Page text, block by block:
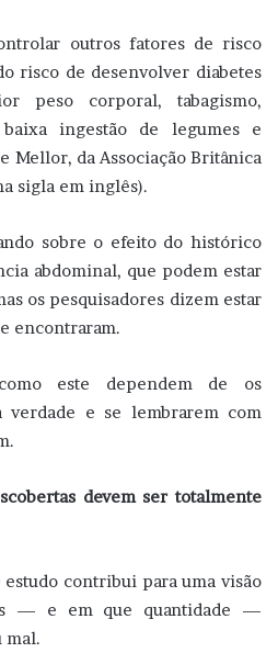
outros fatores de risco
risco de desenvolver diabetes
peso corporal, tabagismo,
ingestão de legumes e
Mellor, da Associação Britânica
sigla em inglês).
sobre o efeito do histórico
abdominal, que podem estar
os pesquisadores dizem estar
encontraram.
este dependem de os
verdade e se lembrarem com
devem ser totalmente
contribui para uma visão
— e em que quantidade —
mal.